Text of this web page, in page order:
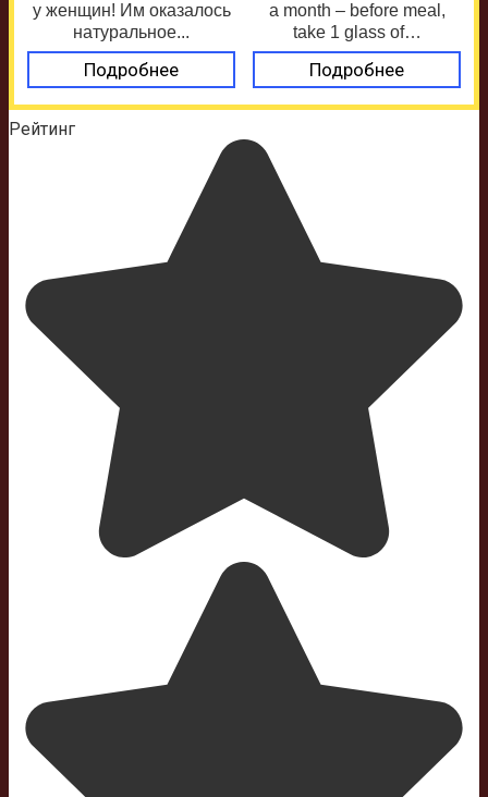
у женщин! Им оказалось
натуральное...
Подробнее
a month – before meal,
take 1 glass of…
Подробнее
Рейтинг